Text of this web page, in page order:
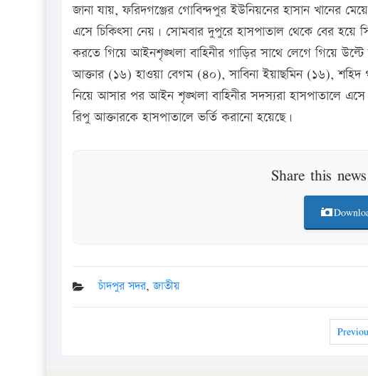
জানা যায়, ফরিদগঞ্জের গোবিন্দপুর ইউনিয়নের হাসান খানের
এসে চিকিৎসা নেয়। সোমবার দুপুরে হাসপাতাল থেকে বের হয়ে
করতে গিয়ে আইনশৃঙ্খলা বাহিনীর গাড়ির সাথে লেগে গিয়ে
আক্তার (১৬) হাওয়া বেগম (৪০), সাবিনা ইয়াছমিন (১৬),
নিয়ে আসার পর আইন শৃঙ্খলা বাহিনীর সদস্যরা হাসপাতালে
রিপু আক্তারকে হাসপাতালে ভর্তি করানো হয়েছে।
Share this
চাঁদপুর সদর,জাতীয়